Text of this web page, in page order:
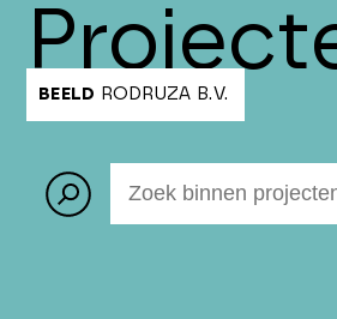
BEELD RODRUZA B.V.